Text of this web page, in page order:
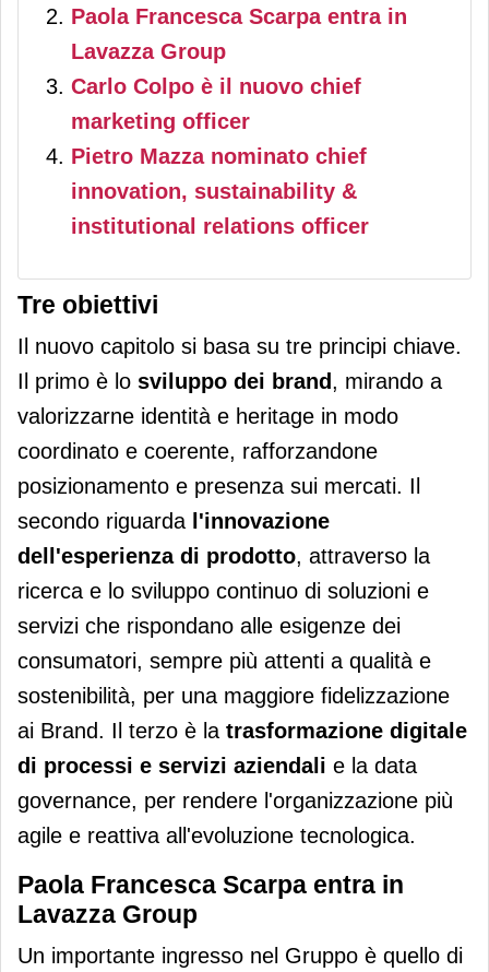
Paola Francesca Scarpa entra in
Lavazza Group
Carlo Colpo è il nuovo chief
marketing officer
Pietro Mazza nominato chief
innovation, sustainability &
institutional relations officer
Tre obiettivi
Il nuovo capitolo si basa su tre principi chiave.
Il primo è lo sviluppo dei brand, mirando a
valorizzarne identità e heritage in modo
coordinato e coerente, rafforzandone
posizionamento e presenza sui mercati. Il
secondo riguarda l'innovazione
dell'esperienza di prodotto, attraverso la
ricerca e lo sviluppo continuo di soluzioni e
servizi che rispondano alle esigenze dei
consumatori, sempre più attenti a qualità e
sostenibilità, per una maggiore fidelizzazione
ai Brand. Il terzo è la trasformazione digitale
di processi e servizi aziendali e la data
governance, per rendere l'organizzazione più
agile e reattiva all'evoluzione tecnologica.
Paola Francesca Scarpa entra in
Lavazza Group
Un importante ingresso nel Gruppo è quello di